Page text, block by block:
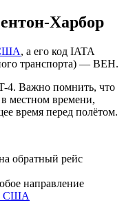
Харбор
, а его код IATA
транспорта) — BEH.
4. Важно помнить, что
в местном времени,
время перед полётом.
обратный рейс
направление
США